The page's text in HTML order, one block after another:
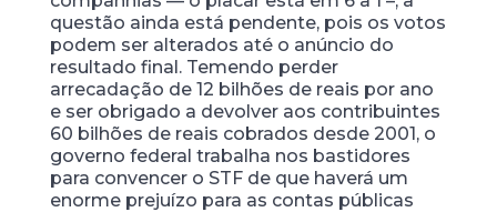
questão ainda está pendente, pois os votos
podem ser alterados até o anúncio do
resultado final. Temendo perder
arrecadação de 12 bilhões de reais por ano
e ser obrigado a devolver aos contribuintes
60 bilhões de reais cobrados desde 2001, o
governo federal trabalha nos bastidores
para convencer o STF de que haverá um
enorme prejuízo para as contas públicas